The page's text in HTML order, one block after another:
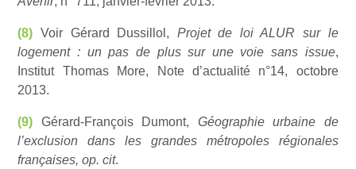
(8) Voir Gérard Dussillol, Projet de loi ALUR sur le
logement : un pas de plus sur une voie sans issue,
Institut Thomas More, Note d’actualité n°14, octobre
2013.
(9) Gérard-François Dumont, Géographie urbaine de
l’exclusion dans les grandes métropoles régionales
françaises, op. cit.